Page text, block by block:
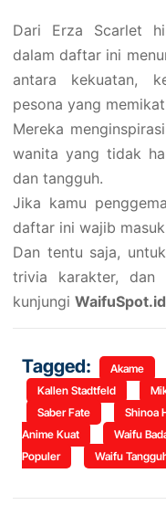
Dari Erza Scarlet
dalam daftar ini
antara kekuatan,
pesona yang
Mereka
wanita yang tidak
dan tangguh.
Jika kamu
daftar ini wajib
Dan tentu saja,
trivia karakter, dan
kunjungi WaifuSpot.id
Tagged: Akame
Kallen Stadtfeld
Saber Fate
Shinoa
Anime Kuat
Waifu
Populer
Waifu